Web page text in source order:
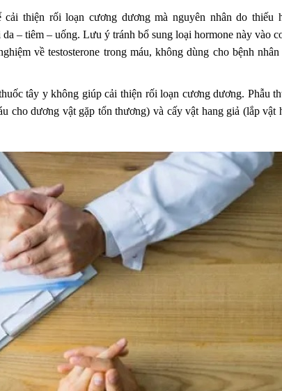
thiện rối loạn cương dương mà nguyên nhân do thiếu
– tiêm – uống. Lưu ý tránh bổ sung loại hormone này vào
về testosterone trong máu, không dùng cho bệnh
tây y không giúp cải thiện rối loạn cương dương. Phẫu
cho dương vật gặp tổn thương) và cấy vật hang giả (lắp vật